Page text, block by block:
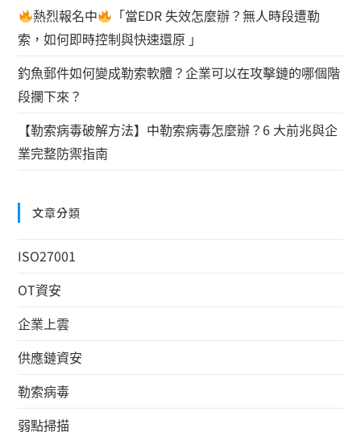
熱烈報名中
「當EDR 失效怎麼辦？無人時段遭勒
索，如何即時控制與快速還原 」
釣魚郵件如何變成勒索軟體？企業可以在攻擊鏈的哪個階
段攔下來？
【勒索病毒破解方法】中勒索病毒怎麼辦？6 大前兆與企
業完整防禦指南
文章分類
ISO27001
OT資安
企業上雲
供應鏈資安
勒索病毒
弱點掃描